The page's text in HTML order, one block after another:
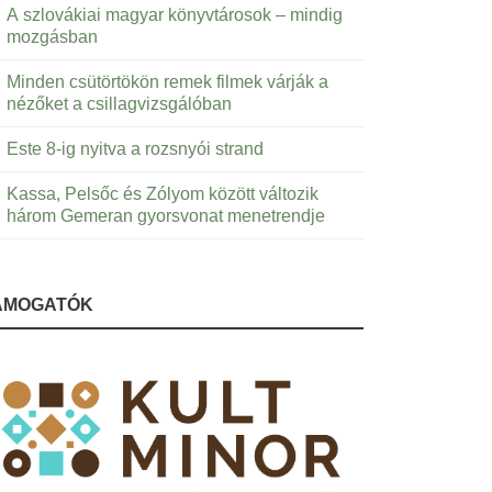
A szlovákiai magyar könyvtárosok – mindig
mozgásban
Minden csütörtökön remek filmek várják a
nézőket a csillagvizsgálóban
Este 8-ig nyitva a rozsnyói strand
Kassa, Pelsőc és Zólyom között változik
három Gemeran gyorsvonat menetrendje